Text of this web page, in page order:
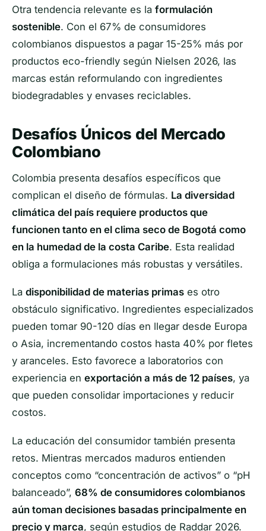
Otra tendencia relevante es la formulación
sostenible. Con el 67% de consumidores
colombianos dispuestos a pagar 15-25% más por
productos eco-friendly según Nielsen 2026, las
marcas están reformulando con ingredientes
biodegradables y envases reciclables.
Desafíos Únicos del Mercado
Colombiano
Colombia presenta desafíos específicos que
complican el diseño de fórmulas. La diversidad
climática del país requiere productos que
funcionen tanto en el clima seco de Bogotá como
en la humedad de la costa Caribe. Esta realidad
obliga a formulaciones más robustas y versátiles.
La disponibilidad de materias primas es otro
obstáculo significativo. Ingredientes especializados
pueden tomar 90-120 días en llegar desde Europa
o Asia, incrementando costos hasta 40% por fletes
y aranceles. Esto favorece a laboratorios con
experiencia en exportación a más de 12 países, ya
que pueden consolidar importaciones y reducir
costos.
La educación del consumidor también presenta
retos. Mientras mercados maduros entienden
conceptos como “concentración de activos” o “pH
balanceado”, 68% de consumidores colombianos
aún toman decisiones basadas principalmente en
precio y marca, según estudios de Raddar 2026.